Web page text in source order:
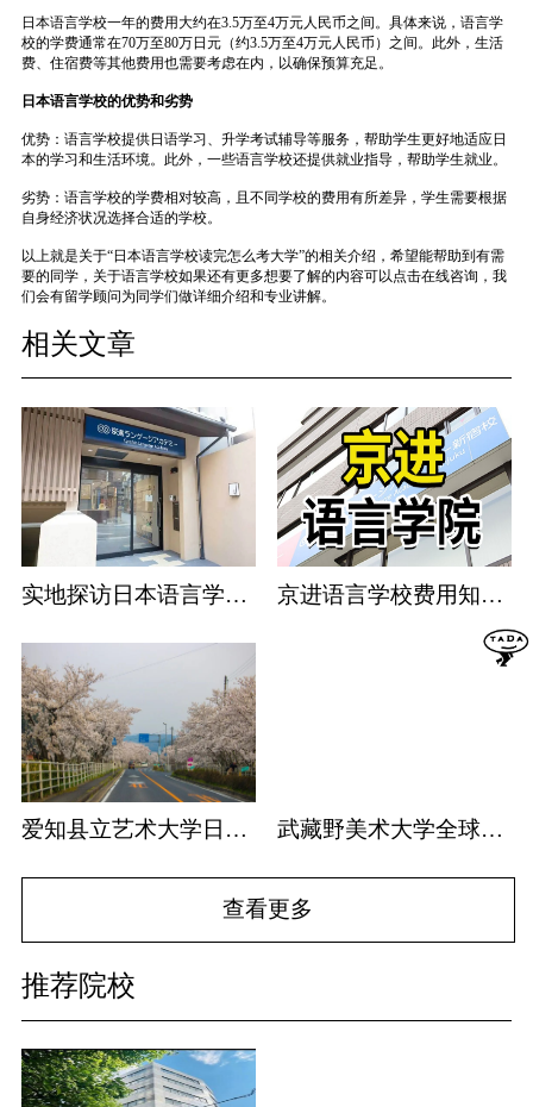
日本语言学校一年的费用大约在3.5万至4万元人民币之间。具体来说，语言学
校的学费通常在70万至80万日元（约3.5万至4万元人民币）之间。此外，生活
费、住宿费等其他费用也需要考虑在内，以确保预算充足。
日本语言学校的优势和劣势
优势：语言学校提供日语学习、升学考试辅导等服务，帮助学生更好地适应日
本的学习和生活环境。此外，一些语言学校还提供就业指导，帮助学生就业。
劣势：语言学校的学费相对较高，且不同学校的费用有所差异，学生需要根据
自身经济状况选择合适的学校。
以上就是关于“日本语言学校读完怎么考大学”的相关介绍，希望能帮助到有需
要的同学，关于语言学校如果还有更多想要了解的内容可以点击在线咨询，我
们会有留学顾问为同学们做详细介绍和专业讲解。
相关文章
实地探访日本语言学校：京进语言学校篇 京进语言学校费用知多少
爱知县立艺术大学日本排名 武藏野美术大学全球排名
查看更多
推荐院校